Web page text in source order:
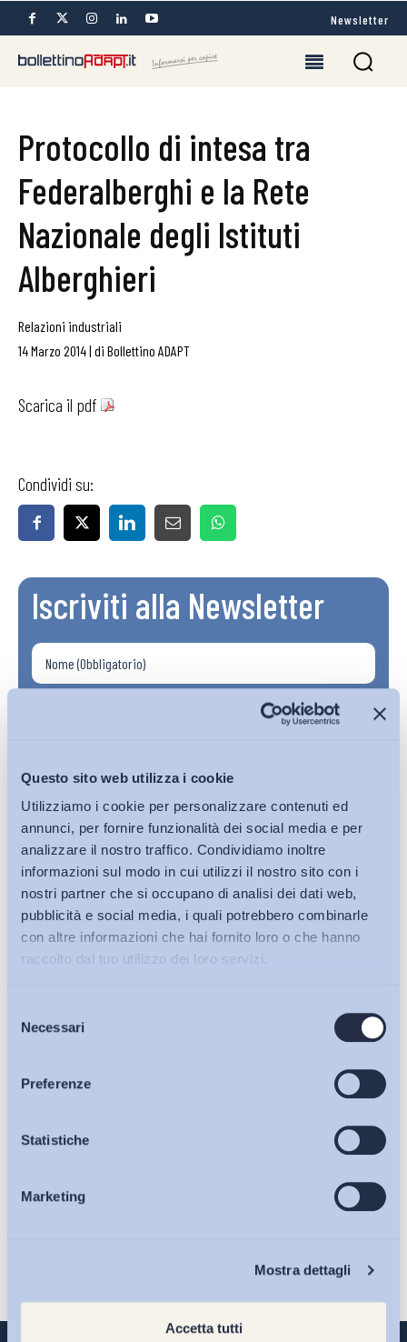
Questo sito web utilizza i cookie
Utilizziamo i cookie per personalizzare contenuti ed
annunci, per fornire funzionalità dei social media e per
analizzare il nostro traffico. Condividiamo inoltre
informazioni sul modo in cui utilizzi il nostro sito con i
nostri partner che si occupano di analisi dei dati web,
pubblicità e social media, i quali potrebbero combinarle
con altre informazioni che hai fornito loro o che hanno
raccolto dal tuo utilizzo dei loro servizi.
delNecessari
Preferenze
Statistiche
Marketing
Mostra dettagli
Accetta tutti
Bollettini ADAPT
Articoli
Osservatori
Eventi
Newsletter
Protocollo di intesa tra
Federalberghi e la Rete
Nazionale degli Istituti
Alberghieri
Relazioni industriali
14 Marzo 2014| di Bollettino ADAPT
Scarica il pdf
Condividi su:
Iscriviti alla Newsletter
Ho letto e Accetto il trattamento dei dati personali descritti
Iscriviti